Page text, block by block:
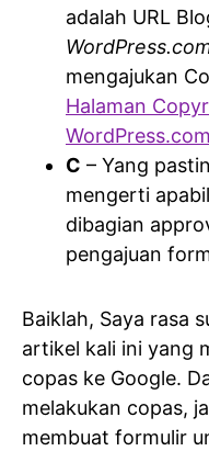
adalah URL
mengajukan
Halaman
WordPress.com
C – Yang
mengerti
dibagian
pengajuan
Baiklah, Saya rasa
artikel kali ini yang
copas ke Google.
melakukan copas,
membuat formulir